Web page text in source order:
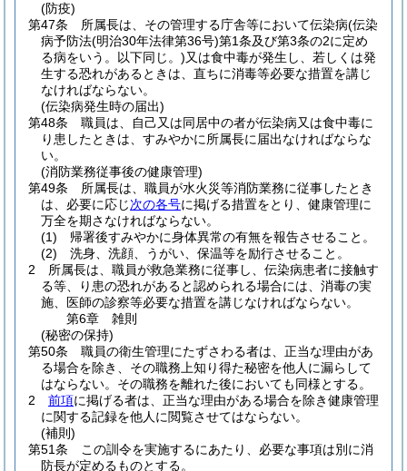
(防疫)
第47条
所属長は、その管理する庁舎等において伝染病(伝染
病予防法(明治30年法律第36号)第1条及び第3条の2に定め
る病をいう。以下同じ。)又は食中毒が発生し、若しくは発
生する恐れがあるときは、直ちに消毒等必要な措置を講じ
なければならない。
(伝染病発生時の届出)
第48条
職員は、自己又は同居中の者が伝染病又は食中毒に
り患したときは、すみやかに所属長に届出なければならな
い。
(消防業務従事後の健康管理)
第49条
所属長は、職員が水火災等消防業務に従事したとき
は、必要に応じ次の各号に掲げる措置をとり、健康管理に
万全を期さなければならない。
(1)
帰署後すみやかに身体異常の有無を報告させること。
(2)
洗身、洗顔、うがい、保温等を励行させること。
2
所属長は、職員が救急業務に従事し、伝染病患者に接触す
る等、り患の恐れがあると認められる場合には、消毒の実
施、医師の診察等必要な措置を講じなければならない。
第6章
雑則
(秘密の保持)
第50条
職員の衛生管理にたずさわる者は、正当な理由があ
る場合を除き、その職務上知り得た秘密を他人に漏らして
はならない。 その職務を離れた後においても同様とする。
2
前項に掲げる者は、正当な理由がある場合を除き健康管理
に関する記録を他人に閲覧させてはならない。
(補則)
第51条
この訓令を実施するにあたり、必要な事項は別に消
防長が定めるものとする。